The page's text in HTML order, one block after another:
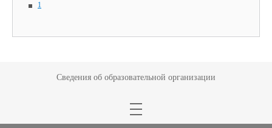
1
Сведения об образовательной организации